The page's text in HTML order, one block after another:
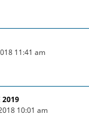
11:41 am
2019
10:01 am